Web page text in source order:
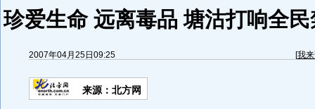
珍爱生命 远离毒品 塘沽打响全
2007年04月25日09:25 [我
来源：北方网